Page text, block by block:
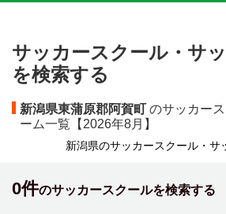
サッカースクール・サ
を検索する
新潟県東蒲原郡阿賀町 のサッカー
ーム一覧【 2026年8月】
新潟県のサッカースクール・サ
0件のサッカースクールを検索する